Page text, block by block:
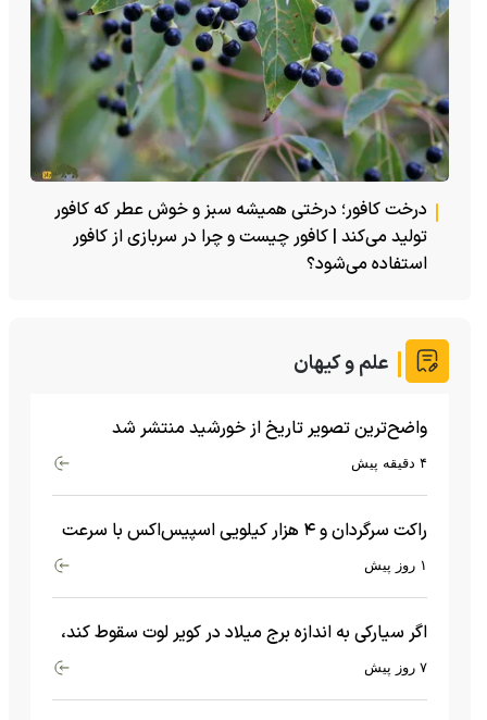
درخت کافور؛ درختی همیشه سبز و خوش عطر که کافور
تولید می‌کند | کافور چیست و چرا در سربازی از کافور
استفاده می‌شود؟
علم و کیهان
واضح‌ترین تصویر تاریخ از خورشید منتشر شد
۴ دقیقه پیش
راکت سرگردان و ۴ هزار کیلویی اسپیس‌اکس با سرعت
هشت هزار و ۶۹۰ کیلومتر در ساعت به ماه برخورد کرد۱ روز پیش
اگر سیارکی به اندازه برج میلاد در کویر لوت سقوط کند،
چه اتفاقی می‌افتد؟
۷ روز پیش